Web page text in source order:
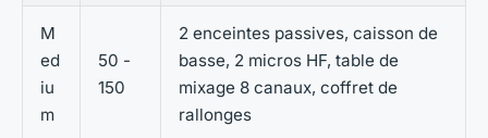
M
ed
iu
m
50 -
150
2 enceintes passives, caisson de
basse, 2 micros HF, table de
mixage 8 canaux, coffret de
rallonges